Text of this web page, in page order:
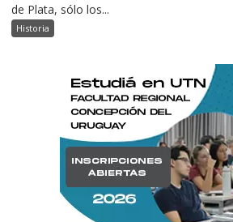
de Plata, sólo los...
Historia